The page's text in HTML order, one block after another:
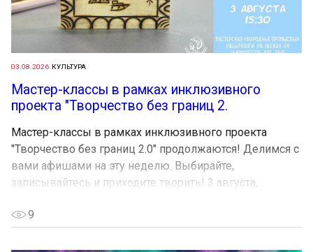
03.08.2026 КУЛЬТУРА
Мастер-классы в рамках инклюзивного
проекта "Творчество без границ 2.
Мастер-классы в рамках инклюзивного проекта
"Творчество без границ 2.0" продолжаются! Делимся с
вами афишами на эту неделю. Выбирайте,
записывайтесь и приходите творить! 3 августа,...
9